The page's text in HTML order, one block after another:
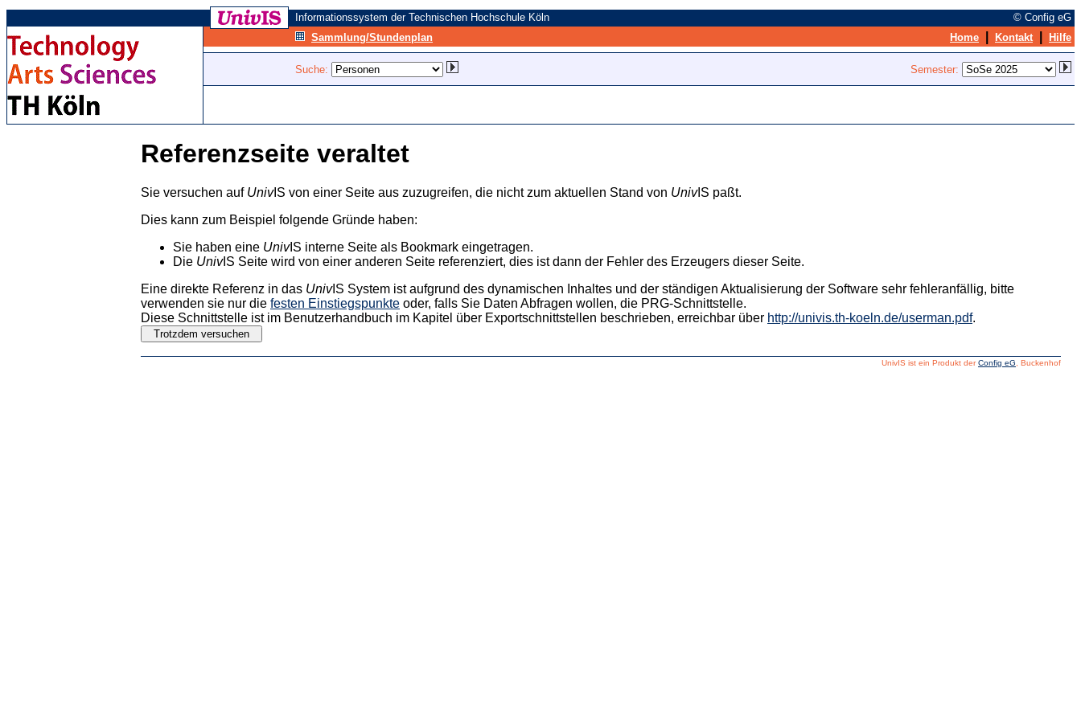
Informationssystem der Technischen Hochschule Köln
© Config eG
Sammlung/Stundenplan
Home Kontakt Hilfe
Suche: Semester:
Referenzseite veraltet
Sie versuchen auf UnivIS von einer Seite aus zuzugreifen, die nicht zum aktuellen Stand von UnivIS paßt.
Dies kann zum Beispiel folgende Gründe haben:
Sie haben eine UnivIS interne Seite als Bookmark eingetragen.
Die UnivIS Seite wird von einer anderen Seite referenziert, dies ist dann der Fehler des Erzeugers dieser Seite.
Eine direkte Referenz in das UnivIS System ist aufgrund des dynamischen Inhaltes und der ständigen Aktualisierung der Software sehr fehleranfällig, bitte
verwenden sie nur die festen Einstiegspunkte oder, falls Sie Daten Abfragen wollen, die PRG-Schnittstelle.
Diese Schnittstelle ist im Benutzerhandbuch im Kapitel über Exportschnittstellen beschrieben, erreichbar über http://univis.th-koeln.de/userman.pdf.
UnivIS ist ein Produkt derConfig eG , Buckenhof